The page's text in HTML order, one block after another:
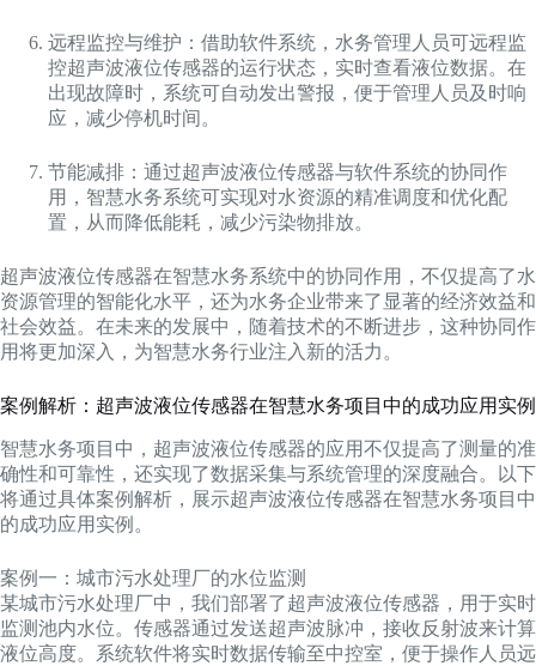
远程监控与维护：借助软件系统，水务管理人员可远程监
控超声波液位传感器的运行状态，实时查看液位数据。在
出现故障时，系统可自动发出警报，便于管理人员及时响
应，减少停机时间。
节能减排：通过超声波液位传感器与软件系统的协同作
用，智慧水务系统可实现对水资源的精准调度和优化配
置，从而降低能耗，减少污染物排放。
超声波液位传感器在智慧水务系统中的协同作用，不仅提高了水
资源管理的智能化水平，还为水务企业带来了显著的经济效益和
社会效益。在未来的发展中，随着技术的不断进步，这种协同作
用将更加深入，为智慧水务行业注入新的活力。
案例解析：超声波液位传感器在智慧水务项目中的成功应用实例
智慧水务项目中，超声波液位传感器的应用不仅提高了测量的准
确性和可靠性，还实现了数据采集与系统管理的深度融合。以下
将通过具体案例解析，展示超声波液位传感器在智慧水务项目中
的成功应用实例。
案例一：城市污水处理厂的水位监测
某城市污水处理厂中，我们部署了超声波液位传感器，用于实时
监测池内水位。传感器通过发送超声波脉冲，接收反射波来计算
液位高度。系统软件将实时数据传输至中控室，便于操作人员远